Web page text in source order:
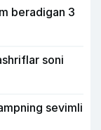
beradigan 3
soni
sevimli